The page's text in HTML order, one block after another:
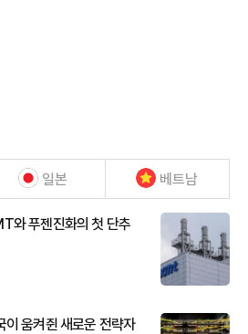
일본 베트남
와 푸젠진화의 첫 단추
움켜쥔 새로운 전략자